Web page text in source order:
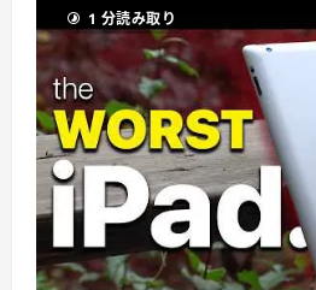
1 分読み取り